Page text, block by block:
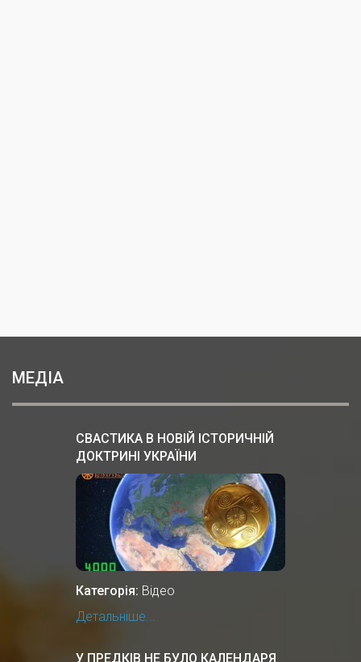
МЕДІА
СВАСТИКА В НОВІЙ ІСТОРИЧНІЙ
ДОКТРИНІ УКРАЇНИ
Категорія: Відео
Детальніше...
У ПРЕДКІВ НЕ БУЛО КАЛЕНДАРЯ